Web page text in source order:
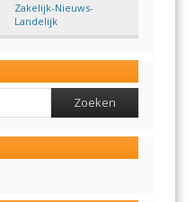
Zakelijk-Nieuws-
Landelijk